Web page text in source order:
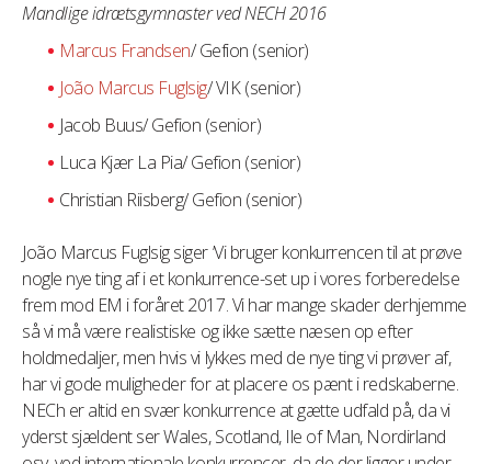
Mandlige idrætsgymnasterved NECH 2016
Marcus Frandsen/ Gefion (senior)
João Marcus Fuglsig/ VIK (senior)
Jacob Buus/ Gefion (senior)
Luca Kjær La Pia/ Gefion (senior)
Christian Riisberg/ Gefion (senior)
João Marcus Fuglsig siger ’Vi bruger konkurrencen til at prøve
nogle nye ting af i et konkurrence-set up i vores forberedelse
frem mod EM i foråret 2017. Vi har mange skader derhjemme
så vi må være realistiske og ikke sætte næsen op efter
holdmedaljer, men hvis vi lykkes med de nye ting vi prøver af,
har vi gode muligheder for at placere os pænt i redskaberne.
NECh er altid en svær konkurrence at gætte udfald på, da vi
yderst sjældent ser Wales, Scotland, Ile of Man, Nordirland